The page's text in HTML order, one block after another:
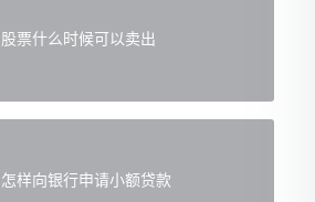
股票什么时候可以卖出
怎样向银行申请小额贷款